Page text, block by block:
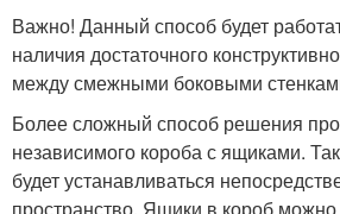
Важно! Данный способ будет
наличия достаточного
между смежными боковыми
Более сложный способ решения
независимого короба с ящиками.
будет устанавливаться
пространство. Ящики в короб можно